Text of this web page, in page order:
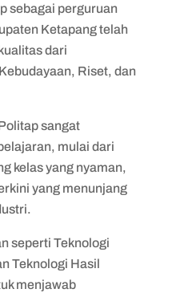
sebagai perguruan
Ketapang telah
dari
Riset, dan
sangat
mulai dari
kelas yang nyaman,
yang menunjang
seperti Teknologi
Teknologi Hasil
menjawab